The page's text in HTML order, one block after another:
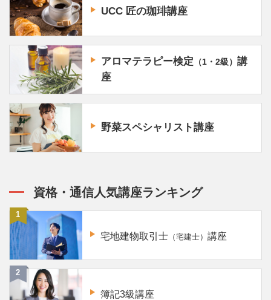
UCC 匠の珈琲講座
アロマテラピー検定 （1・2級） 講
座
野菜スペシャリスト講座
資格・通信人気講座ランキング
宅地建物取引士 （宅建士） 講座
簿記3級講座